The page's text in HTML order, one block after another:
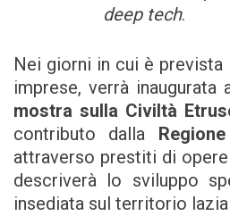
deep tech.
Nei giorni in cui è prevista
imprese, verrà inaugurata
mostra sulla Civiltà
contributo dalla
attraverso prestiti di opere
descriverà lo sviluppo
insediata sul territorio